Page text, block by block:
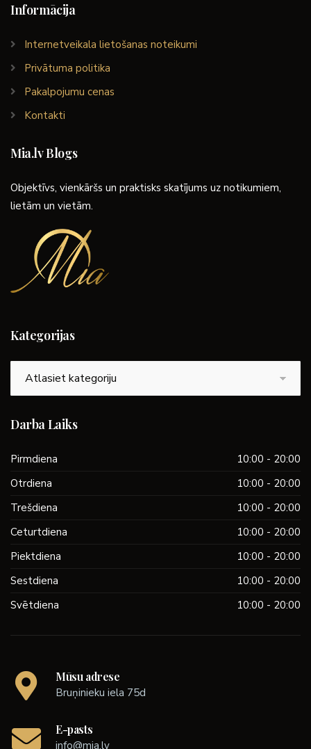
Informācija
Internetveikala lietošanas noteikumi
Privātuma politika
Pakalpojumu cenas
Kontakti
Mia.lv Blogs
Objektīvs, vienkāršs un praktisks skatījums uz notikumiem,
lietām un vietām.
Kategorijas
Darba Laiks
Pirmdiena
10:00 - 20:00
Otrdiena
10:00 - 20:00
Trešdiena
10:00 - 20:00
Ceturtdiena
10:00 - 20:00
Piektdiena
10:00 - 20:00
Sestdiena
10:00 - 20:00
Svētdiena
10:00 - 20:00
Mūsu adrese
Bruņinieku iela 75d
E-pasts
info@mia.lv